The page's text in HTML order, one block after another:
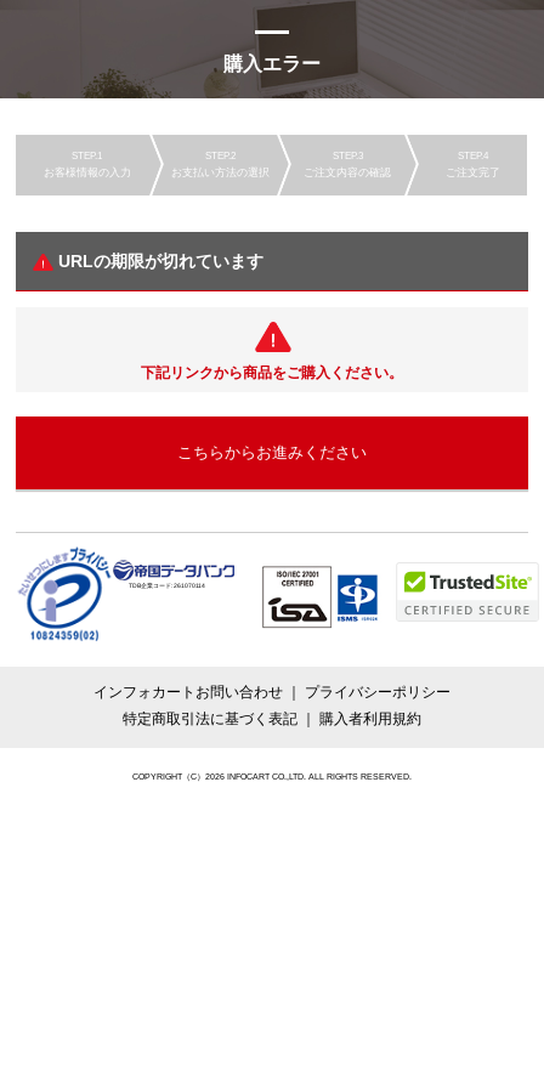
購入エラー
お客様情報の入力 お支払い方法の選択 ご注文内容の確認 ご注文完了
URLの期限が切れています
下記リンクから商品をご購入ください。
こちらからお進みください
TDB企業コード:261070114
インフォカートお問い合わせ
プライバシーポリシー
特定商取引法に基づく表記
購入者利用規約
COPYRIGHT（C）2026 INFOCART CO.,LTD. ALL RIGHTS RESERVED.